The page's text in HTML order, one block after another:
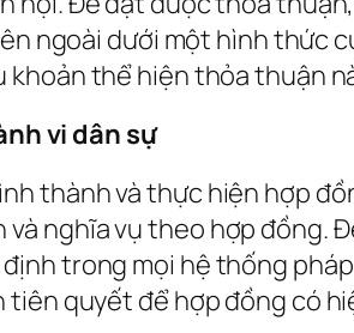
ngoài dưới một hình thức
thể hiện thỏa thuận
vi dân sự
thành và thực hiện hợp
nghĩa vụ theo hợp đồng.
trong mọi hệ thống
quyết để hợp đồng có